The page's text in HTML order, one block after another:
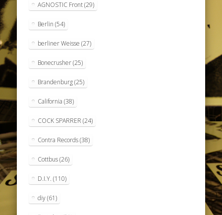
AGNOSTIC Front(29)
Berlin (54)
berliner Weisse (27)
Bonecrusher(25)
Brandenburg(25)
California (38)
COCK SPARRER (24)
Contra Records(38)
Cottbus(26)
D.I.Y. (110)
diy(61)